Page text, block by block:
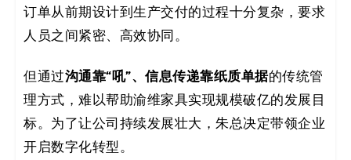
订单从前期设计到生产交付的过程十分复杂，要求
人员之间紧密、高效协同。
但通过沟通靠“吼”、信息传递靠纸质单据的传统管
理方式，难以帮助渝维家具实现规模破亿的发展目
标。为了让公司持续发展壮大，朱总决定带领企业
开启数字化转型。